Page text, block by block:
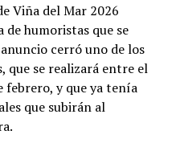
Viña del Mar 2026
humoristas que se
cerró uno de los
se realizará entre el
febrero, y que ya tenía
que subirán al